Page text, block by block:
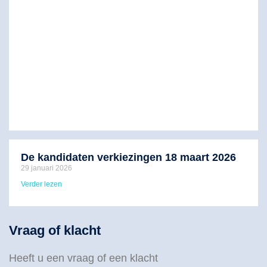
De kandidaten verkiezingen 18 maart 2026
29 januari 2026
Verder lezen
Vraag of klacht
Heeft u een vraag of een klacht